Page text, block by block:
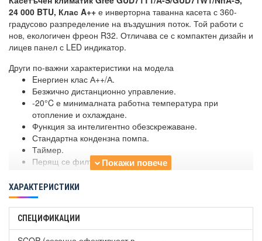
24 000 BTU, Клас A++ е инверторна таванна касета с 360-
градусово разпределение на въздушния поток. Той работи с
нов, екологичен фреон R32. Отличава се с компактен дизайн и
лицев панел с LED индикатор.
Други по-важни характеристики на модела
Eнергиен клас А++/А.
Безжично дистанционно управление.
-20°C е минималната работна температура при
отопление и охлаждане.
Функция за интелигентно обезскрежаване.
Стандартна кондензна помпа.
Таймер.
Перящ се филтър
Опционално подаване на пресен въздух.
ХАРАКТЕРИСТИКИ
СПЕЦИФИКАЦИИ